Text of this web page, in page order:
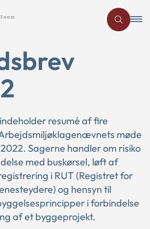
resumé af fire
møde
Sagerne handler om risiko
med buskørsel, løft af
i RUT (Registret for
og hensyn til
i forbindelse
af et byggeprojekt.